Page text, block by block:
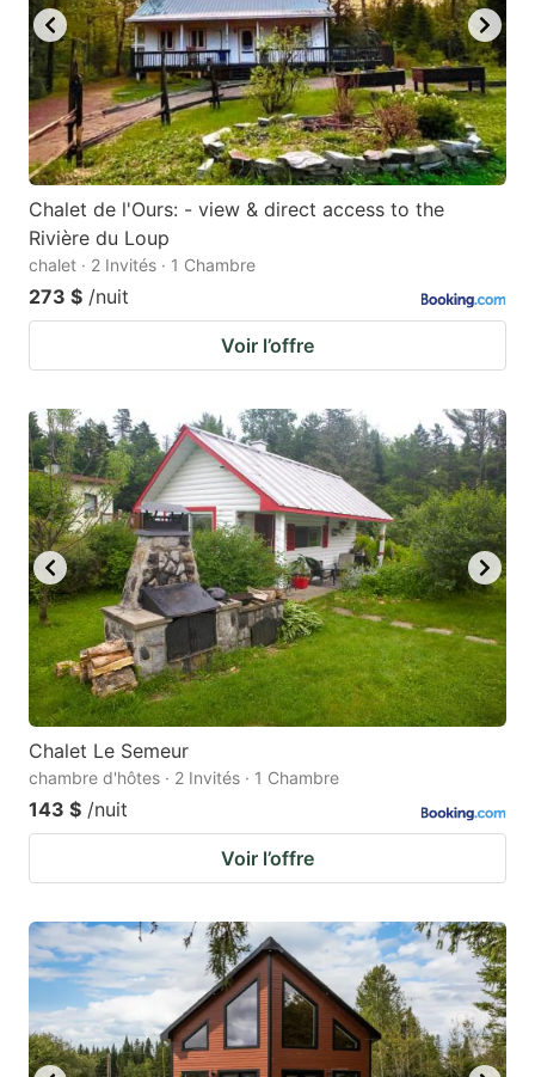
Chalet de l'Ours: - view & direct access to the
Rivière du Loup
chalet · 2 Invités · 1 Chambre
273 $ /nuit
Voir l’offre
Chalet Le Semeur
chambre d'hôtes · 2 Invités · 1 Chambre
143 $ /nuit
Voir l’offre